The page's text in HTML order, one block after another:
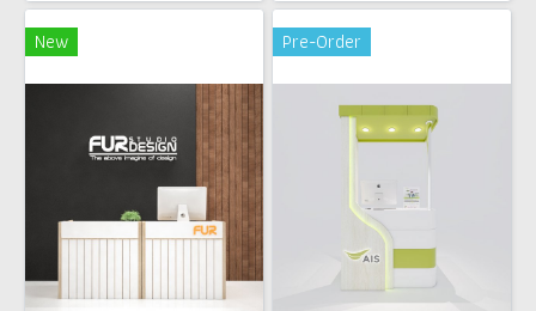
New Pre-Order